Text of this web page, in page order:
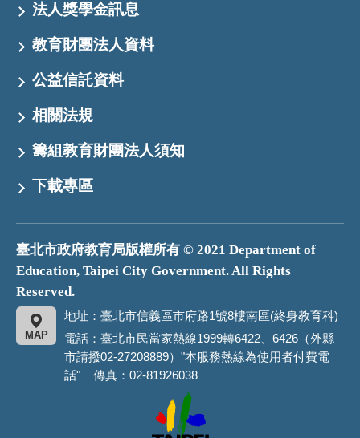
法人獎學金訊息
教育財團法人資料
公益信託資料
相關法規
籌組教育財團法人須知
下載專區
臺北市政府教育局版權所有 © 2021 Department of
Education, Taipei City Government. All Rights
Reserved.
地址：臺北市信義區市府路1號8樓南區(終身教育科)
MAP
電話：臺北市民當家熱線1999轉6422、6426（外縣
市請撥02-27208889）"本服務熱線為使用者付費電
話" 傳真：02-81926038
市
政